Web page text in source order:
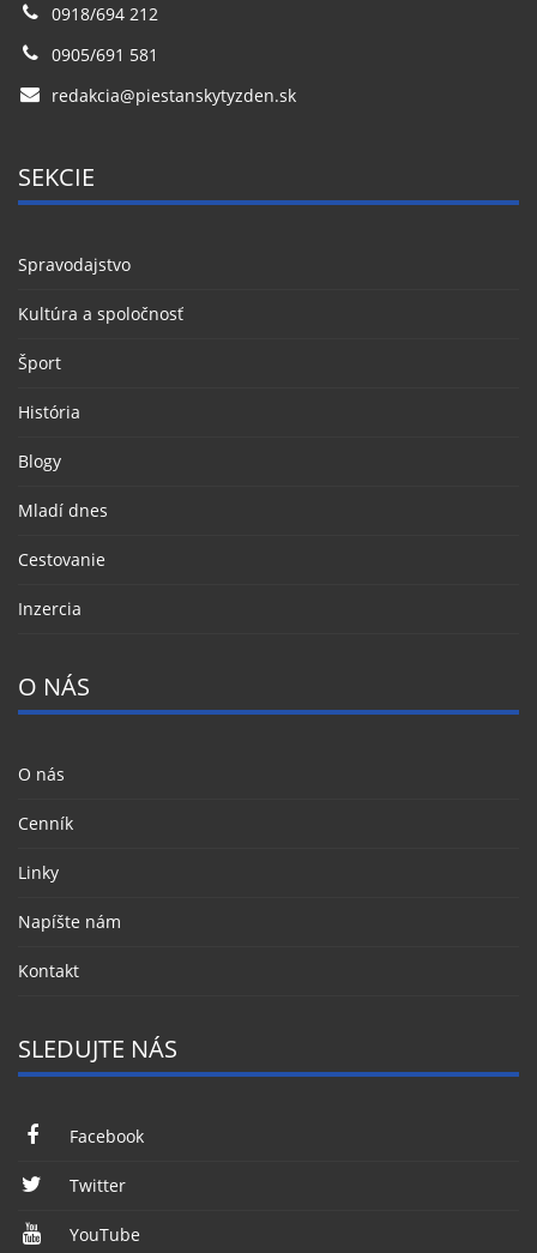
0918/694 212
0905/691 581
redakcia@piestanskytyzden.sk
SEKCIE
Spravodajstvo
Kultúra a spoločnosť
Šport
História
Blogy
Mladí dnes
Cestovanie
Inzercia
O NÁS
O nás
Cenník
Linky
Napíšte nám
Kontakt
SLEDUJTE NÁS
Facebook
Twitter
YouTube